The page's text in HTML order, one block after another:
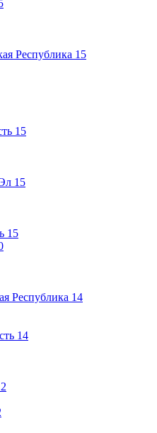
Республика 15
15
15
15
Республика 14
14